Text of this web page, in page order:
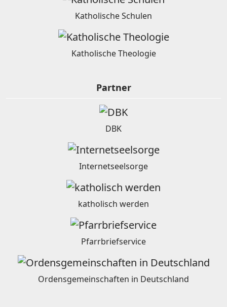
Katholische Schulen
Katholische Theologie
Partner
DBK
Internetseelsorge
katholisch werden
Pfarrbriefservice
Ordensgemeinschaften in Deutschland